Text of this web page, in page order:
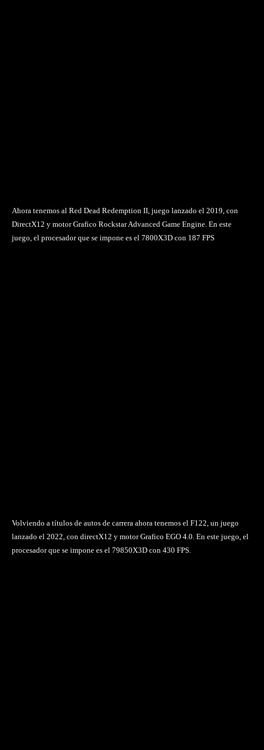
Ahora tenemos al Red Dead Redemption II, juego lanzado el 2019, con
DirectX12 y motor Grafico Rockstar Advanced Game Engine. En este
juego, el procesador que se impone es el 7800X3D con 187 FPS
Volviendo a títulos de autos de carrera ahora tenemos el F122, un juego
lanzado el 2022, con directX12 y motor Grafico EGO 4.0. En este juego, el
procesador que se impone es el 79850X3D con 430 FPS.